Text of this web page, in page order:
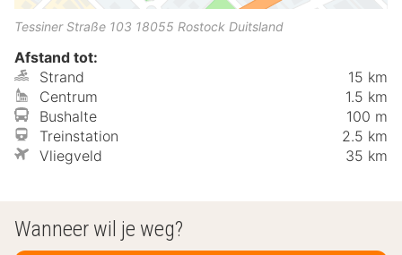
Tessiner Straße 103 18055 Rostock Duitsland
Afstand tot:
Strand
15 km
Centrum
1.5 km
Bushalte
100 m
Treinstation
2.5 km
Vliegveld
35 km
Wanneer wil je weg?